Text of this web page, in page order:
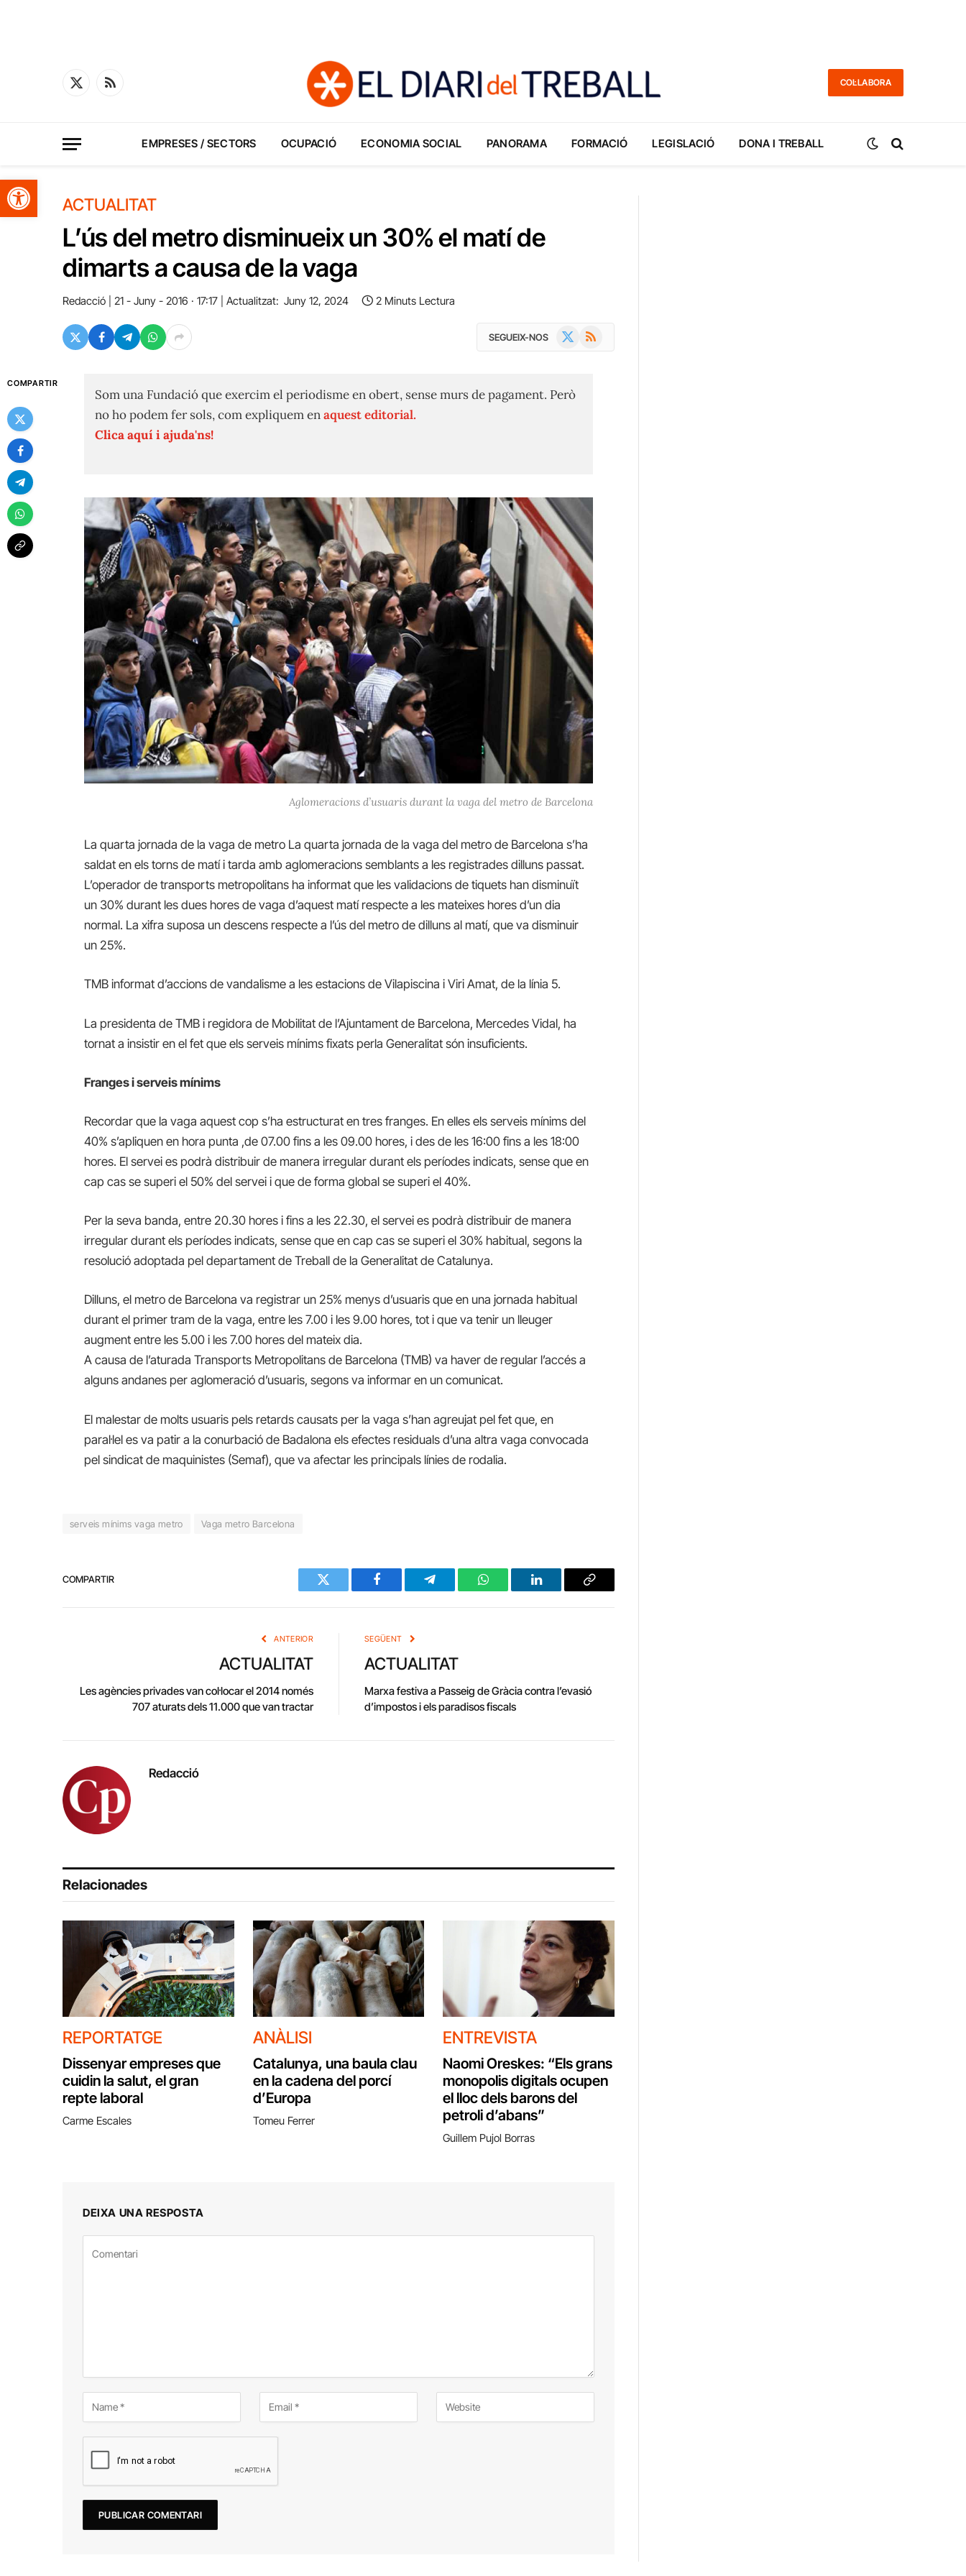
Obre la barra d'eines
X
RSS
COL·LABORA
EMPRESES / SECTORS OCUPACIÓ ECONOMIA SOCIAL PANORAMA FORMACIÓ LEGISLACIÓ DONA I TREBALL
ACTUALITAT
L’ús del metro disminueix un 30% el matí de
dimarts a causa de la vaga
Redacció 21 - Juny - 2016 · 17:17 Actualitzat: Juny 12, 2024 2 Minuts Lectura
SEGUEIX-NOS RSS
COMPARTIR
Som una Fundació que exercim el periodisme en obert, sense murs de pagament. Però
no ho podem fer sols, com expliquem enaquest editorial.
Clica aquí i ajuda'ns!
Aglomeracions d’usuaris durant la vaga del metro de Barcelona
La quarta jornada de la vaga de metro La quarta jornada de la vaga del metro de Barcelona s’ha
saldat en els torns de matí i tarda amb aglomeracions semblants a les registrades dilluns passat.
L’operador de transports metropolitans ha informat que les validacions de tiquets han disminuït
un 30% durant les dues hores de vaga d’aquest matí respecte a les mateixes hores d’un dia
normal. La xifra suposa un descens respecte a l’ús del metro de dilluns al matí, que va disminuir
un 25%.
TMB informat d’accions de vandalisme a les estacions de Vilapiscina i Viri Amat, de la línia 5.
La presidenta de TMB i regidora de Mobilitat de l’Ajuntament de Barcelona, Mercedes Vidal, ha
tornat a insistir en el fet que els serveis mínims fixats perla Generalitat són insuficients.
Franges i serveis mínims
Recordar que la vaga aquest cop s’ha estructurat en tres franges. En elles els serveis mínims del
40% s’apliquen en hora punta ,de 07.00 fins a les 09.00 hores, i des de les 16:00 fins a les 18:00
hores. El servei es podrà distribuir de manera irregular durant els períodes indicats, sense que en
cap cas se superi el 50% del servei i que de forma global se superi el 40%.
Per la seva banda, entre 20.30 hores i fins a les 22.30, el servei es podrà distribuir de manera
irregular durant els períodes indicats, sense que en cap cas se superi el 30% habitual, segons la
resolució adoptada pel departament de Treball de la Generalitat de Catalunya.
Dilluns, el metro de Barcelonava registrar un 25% menys d’usuaris que en una jornada habitual
durant el primer tramde la vaga, entre les 7.00 i les 9.00 hores, tot i queva tenir un lleuger
augment entre les 5.00 i les 7.00 horesdel mateix dia.
A causa de l’aturada Transports Metropolitans de Barcelona (TMB)va haver de regular l’accés a
alguns andanes per aglomeració d’usuaris, segonsva informar en un comunicat.
El malestar de molts usuaris pels retardscausats per la vagas’han agreujat pel fet que,en
paral·leles va patir a la conurbació de Badalona els efectes residualsd’unaaltravaga convocada
pel sindicat de maquinistes (Semaf), que va afectar les principals línies de rodalia.
serveis mínims vaga metro Vaga metro Barcelona
COMPARTIR
Twitter Facebook Telegram WhatsAppLinkedIn Copy
ANTERIOR
ACTUALITAT
Les agències privades van col·locar el 2014 només
707 aturats dels 11.000 que van tractar
SEGÜENT
ACTUALITAT
Marxa festiva a Passeig de Gràcia contra l’evasió
d’impostos i els paradisos fiscals
Redacció
Relacionades
REPORTATGE
Dissenyar empreses que
cuidin la salut, el gran
repte laboral
Carme Escales
ANÀLISI
Catalunya, una baula clau
en la cadena del porcí
d’Europa
Tomeu Ferrer
ENTREVISTA
Naomi Oreskes: “Els grans
monopolis digitals ocupen
el lloc dels barons del
petroli d’abans”
Guillem Pujol Borras
DEIXA UNA RESPOSTA